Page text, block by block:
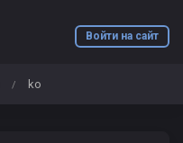
Войти на сайт
/ ko